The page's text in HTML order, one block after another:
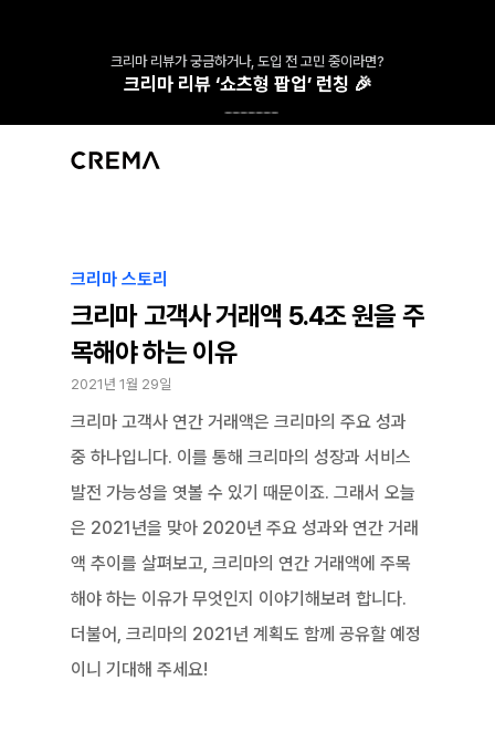
크리마 리뷰가 궁금하거나, 도입 전 고민 중이라면?
크리마 리뷰 ‘쇼츠형 팝업’ 런칭 🎉
크리마 스토리
크리마 고객사 거래액 5.4조 원을 주
목해야 하는 이유
2021년 1월 29일
크리마 고객사 연간 거래액은 크리마의 주요 성과
중 하나입니다. 이를 통해 크리마의 성장과 서비스
발전 가능성을 엿볼 수 있기 때문이죠. 그래서 오늘
은 2021년을 맞아 2020년 주요 성과와 연간 거래
액 추이를 살펴보고, 크리마의 연간 거래액에 주목
해야 하는 이유가 무엇인지 이야기해보려 합니다.
더불어, 크리마의 2021년 계획도 함께 공유할 예정
이니 기대해 주세요!